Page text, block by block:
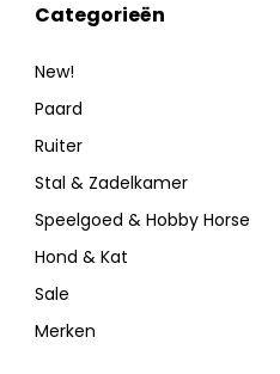
Categorieën
New!
Paard
Ruiter
Stal & Zadelkamer
Speelgoed & Hobby Horse
Hond & Kat
Sale
Merken